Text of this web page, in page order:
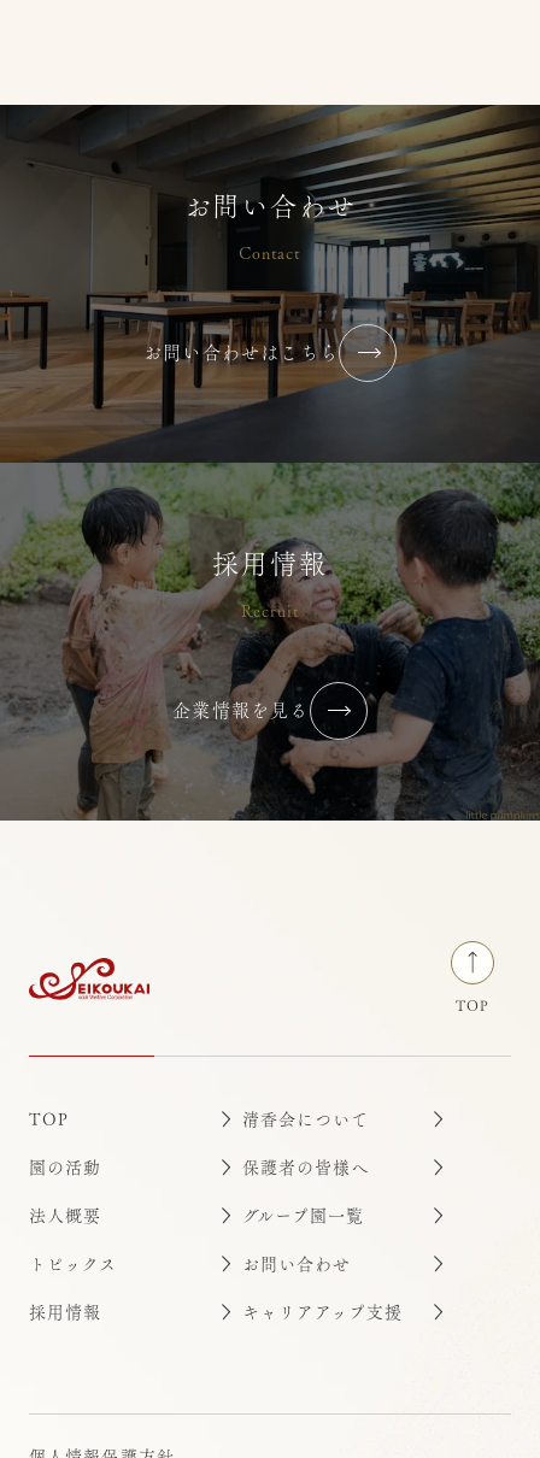
【2026年 夏】小中高生 保育ボラン
ティア募集
2026/07/07 コラム・ブログ
大塚りとるぱんぷきんず
2026/07/02 コラム・ブログ
横浜りとるぱんぷきんず
2026年6月【最近”心が通った”と感
じる瞬間はありますか？】
2026/07/02 コラム・ブログ
横浜りとるぱんぷきんず
お問い合わせ
Contact
お問い合わせはこちら
採用情報
Recruit
企業情報を見る
TOP
TOP 清香会について
園の活動 保護者の皆様へ
法人概要 グループ園一覧
トピックス お問い合わせ
採用情報 キャリアアップ支援